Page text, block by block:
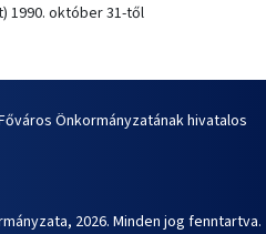
1990. október 31-től
Önkormányzatának hivatalos
2026. Minden jog fenntartva.